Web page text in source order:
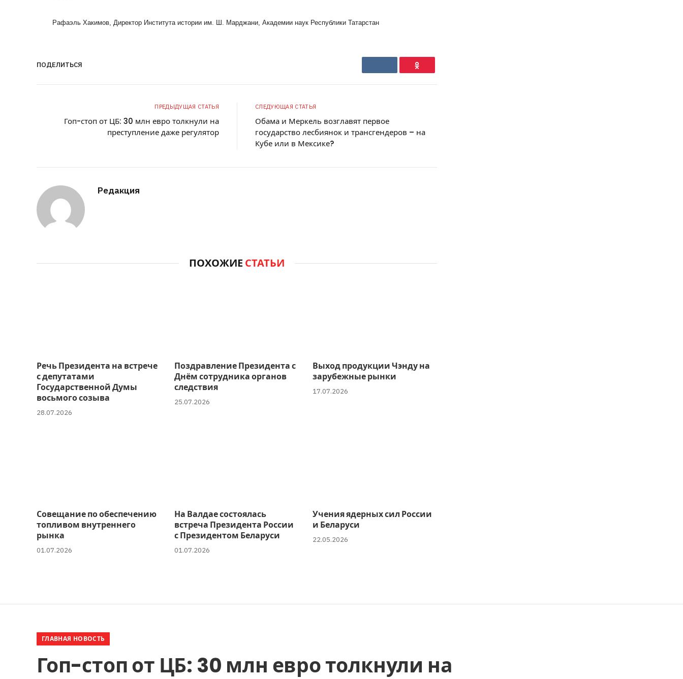
Рафаэль Хакимов, Директор Института истории им. Ш. Марджани, Академии наук Республики Татарстан
ПОДЕЛИТЬСЯ VKontakte
Ok
ПРЕДЫДУЩАЯ СТАТЬЯ
Гоп-стоп от ЦБ: 30 млн евро толкнули на
преступление даже регулятор
СЛЕДУЮЩАЯ СТАТЬЯ
Обама и Меркель возглавят первое
государство лесбиянок и трансгендеров – на
Кубе или в Мексике?
Редакция
ПОХОЖИЕ СТАТЬИ
Речь Президента на встрече
с депутатами
Государственной Думы
восьмого созыва
28.07.2026
Поздравление Президента с
Днём сотрудника органов
следствия
25.07.2026
Выход продукции Чэнду на
зарубежные рынки
17.07.2026
Совещание по обеспечению
топливом внутреннего
рынка
01.07.2026
На Валдае состоялась
встреча Президента России
с Президентом Беларуси
01.07.2026
Учения ядерных сил России
и Беларуси
22.05.2026
ГЛАВНАЯ НОВОСТЬ
Гоп-стоп от ЦБ: 30 млн евро толкнули на